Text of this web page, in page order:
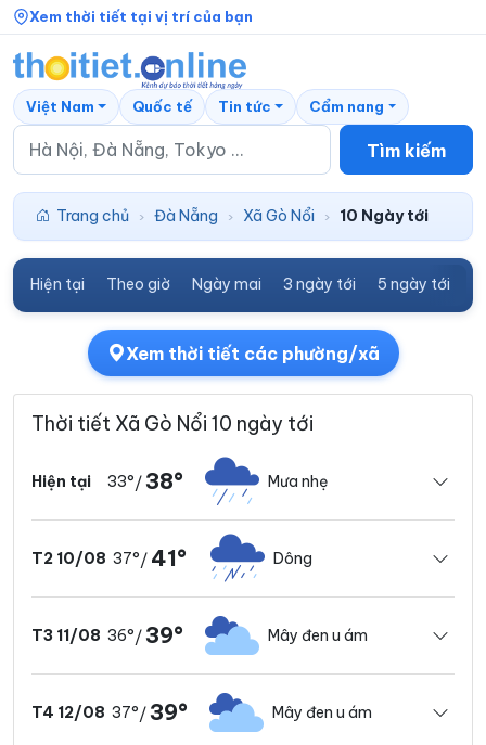
Xem thời tiết tại vị trí của bạn
Tìm kiếm
Việt Nam Quốc tế Tin tức Cẩm nang
Trang chủ › Đà Nẵng › Xã Gò Nổi › 10 Ngày tới
Hiện tại Theo giờ Ngày mai 3 ngày tới 5 ngày tới
Xem thời tiết các phường/xã
Thời tiết Xã Gò Nổi 10 ngày tới
Hiện tại 33°/ 38° Mưa nhẹ
T2 10/08 37°/ 41° Dông
T3 11/08 36°/ 39° Mây đen u ám
T4 12/08 37°/ 39° Mây đen u ám